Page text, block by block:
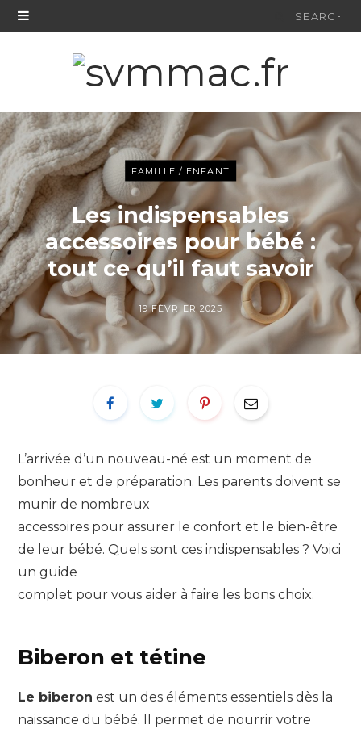
Search
FAMILLE / ENFANT
Les indispensables
accessoires pour bébé :
tout ce qu’il faut savoir
19 FÉVRIER 2025
L’arrivée d’un nouveau-né est un moment de
bonheur et de préparation. Les parents doivent se
munir de nombreux
accessoires pour assurer le confort et le bien-être
de leur bébé. Quels sont ces indispensables ? Voici
un guide
complet pour vous aider à faire les bons choix.
Biberon et tétine
Le biberon est un des éléments essentiels dès la
naissance du bébé. Il permet de nourrir votre